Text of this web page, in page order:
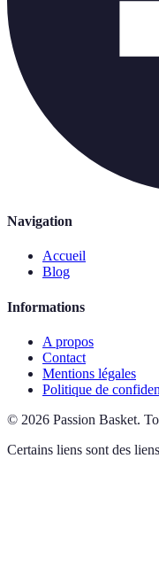
Navigation
Accueil
Blog
Informations
A propos
Contact
Mentions légales
Politique de
© 2026 Passion Basket.
Certains liens sont des